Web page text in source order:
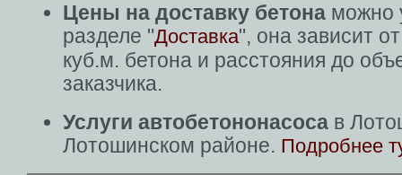
Цены на доставку бетона можно
разделе "Доставка", она зависит
куб.м. бетона и расстояния до
заказчика.
Услуги автобетононасоса в
Лотошинском районе. Подробнее